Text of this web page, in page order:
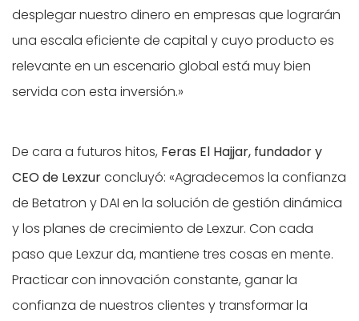
desplegar nuestro dinero en empresas que lograrán
una escala eficiente de capital y cuyo producto es
relevante en un escenario global está muy bien
servida con esta inversión.»
De cara a futuros hitos, Feras El Hajjar, fundador y
CEO de Lexzurconcluyó: «Agradecemos la confianza
de Betatron y DAI en la solución de gestión dinámica
y los planes de crecimiento de Lexzur. Con cada
paso que Lexzur da, mantiene tres cosas en mente.
Practicar con innovación constante, ganar la
confianza de nuestros clientes y transformar la